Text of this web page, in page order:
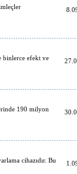
binlerce efekt ve
190 milyon
cihazıdır. Bu